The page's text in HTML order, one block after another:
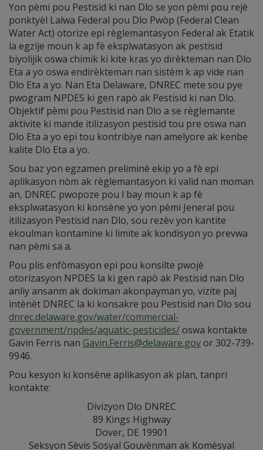
Yon pèmi pou Pestisid ki nan Dlo se yon pèmi pou rejè
ponktyèl Lalwa Federal pou Dlo Pwòp (Federal Clean
Water Act) otorize epi règlemantasyon Federal ak Etatik
la egzije moun k ap fè eksplwatasyon ak pestisid
biyolijik oswa chimik ki kite kras yo dirèkteman nan Dlo
Eta a yo oswa endirèkteman nan sistèm k ap vide nan
Dlo Eta a yo. Nan Eta Delaware, DNREC mete sou pye
pwogram NPDES ki gen rapò ak Pestisid ki nan Dlo.
Objektif pèmi pou Pestisid nan Dlo a se règlemante
aktivite ki mande itilizasyon pestisid tou pre oswa nan
Dlo Eta a yo epi tou kontribiye nan amelyore ak kenbe
kalite Dlo Eta a yo.
Sou baz yon egzamen preliminè ekip yo a fè epi
aplikasyon nòm ak règlemantasyon ki valid nan moman
an, DNREC pwopoze pou l bay moun k ap fè
eksplwatasyon ki konsène yo yon pèmi Jeneral pou
itilizasyon Pestisid nan Dlo, sou rezèv yon kantite
ekoulman kontamine ki limite ak kondisyon yo prevwa
nan pèmi sa a.
Pou plis enfòmasyon epi pou konsilte pwojè
otorizasyon NPDES la ki gen rapò ak Pestisid nan Dlo
anliy ansanm ak dokiman akonpayman yo, vizite paj
intènèt DNREC la ki konsakre pou Pestisid nan Dlo sou
dnrec.delaware.gov/water/commercial-
government/npdes/aquatic-pesticides/oswa kontakte
Gavin Ferris nan Gavin.Ferris@delaware.govor 302-739-
9946.
Pou kesyon ki konsène aplikasyon ak plan, tanpri
kontakte:
Divizyon Dlo DNREC
89 Kings Highway
Dover, DE 19901
Seksyon Sèvis Sosyal Gouvènman ak Komèsyal